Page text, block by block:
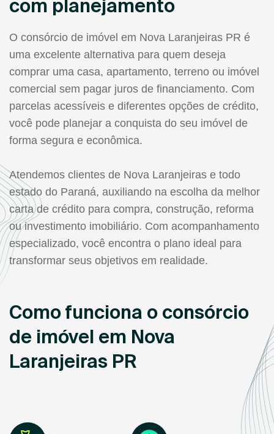
com planejamento
O consórcio de imóvel em Nova Laranjeiras PR é
uma excelente alternativa para quem deseja
comprar uma casa, apartamento, terreno ou imóvel
comercial sem pagar juros de financiamento. Com
parcelas acessíveis e diferentes opções de crédito,
você pode planejar a conquista do seu imóvel de
forma segura e econômica.
Atendemos clientes de Nova Laranjeiras e todo
estado do Paraná, auxiliando na escolha da melhor
carta de crédito para compra, construção, reforma
ou investimento imobiliário. Com acompanhamento
especializado, você encontra o plano ideal para
transformar seus objetivos em realidade.
Como funciona o consórcio
de imóvel em Nova
Laranjeiras PR